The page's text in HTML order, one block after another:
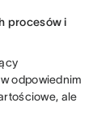
procesów i
odpowiednim
ale